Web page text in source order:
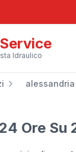
Service
Idraulico
alessandria
Ore Su